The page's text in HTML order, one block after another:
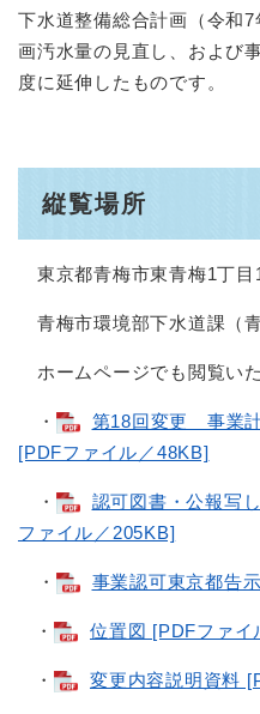
下水道整備総合計画（令和
画汚水量の見直し、および
度に延伸したものです。
縦覧場所
東京都青梅市東青梅1丁目
青梅市環境部下水道課（青
ホームページでも閲覧いた
・
第18回変更 事業計
[PDFファイル／48KB]
・
認可図書・公報写
ファイル／205KB]
・ 事業認可東京都告
・ 位置図 [PDFファイ
・ 変更内容説明資料